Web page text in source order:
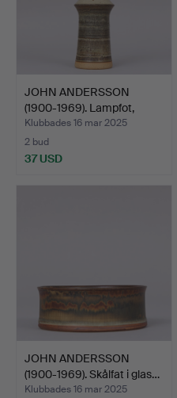
JOHN ANDERSSON
(1900-1969). Lampfot,
beige…
Klubbades 16 mar 2025
2 bud
37 USD
JOHN ANDERSSON
(1900-1969). Skålfat i glas…
Klubbades 16 mar 2025